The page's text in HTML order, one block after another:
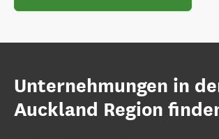
Unternehmungen in
Auckland Region